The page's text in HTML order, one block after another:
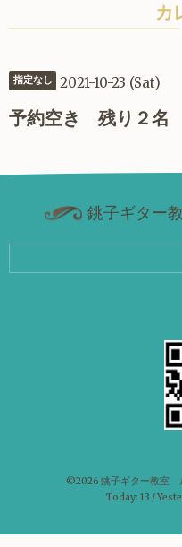
カ
指定なし 2021-10-23 (Sat)
予約空き 残り２名
銚子ギター
©2026 銚子ギター教室
Today: 13 /